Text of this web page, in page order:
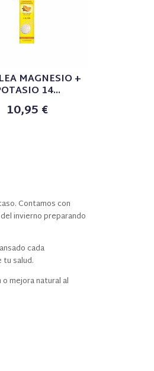
MAGNESIO +
14...
10,95 €
Contamos con
invierno preparando
cada
tu salud.
mejora natural al